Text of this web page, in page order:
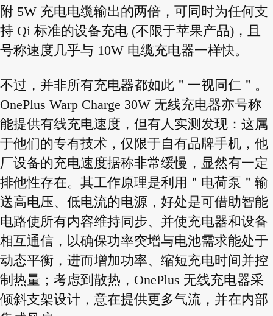
附 5W 充电电缆输出的两倍，可同时为任何支
持 Qi 标准的设备充电 (不限于苹果产品)，且
号称速度几乎与 10W 电缆充电器一样快。
不过，并非所有充电器都如此＂一视同仁＂。
OnePlus Warp Charge 30W 无线充电器亦号称
能提供有线充电速度，但有人实测发现：这属
于他们的专有技术，仅限于自有品牌手机，他
厂设备的充电速度据称非常缓慢，显然有一定
排他性存在。其工作原理是利用＂电荷泵＂输
送高电压、低电流的电源，好处是可借助智能
电路使所有内容维持同步、并使充电器和设备
相互通信，以确保功率突增与电池需求能处于
动态平衡，进而增加功率、缩短充电时间并控
制热量；考虑到散热，OnePlus 无线充电器采
倾斜支架设计，意在提供更多气流，并在内部